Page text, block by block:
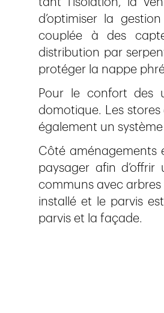
tant l’isolation, la
d’optimiser la
couplée à des
distribution par
protéger la nappe
Pour le confort des
domotique. Les
également un
Côté aménagements
paysager afin d’offrir
communs avec
installé et le parvis
parvis et la façade.